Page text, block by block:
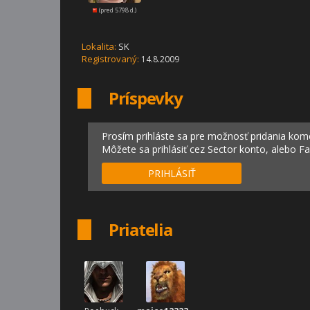
(pred 5798 d.)
Lokalita: SK
Registrovaný: 14.8.2009
Príspevky
Prosím prihláste sa pre možnosť pridania
Môžete sa prihlásiť cez Sector konto, alebo
PRIHLÁSIŤ
Priatelia